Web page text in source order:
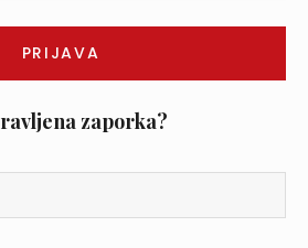
zaporka?